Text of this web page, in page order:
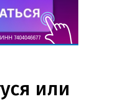
или